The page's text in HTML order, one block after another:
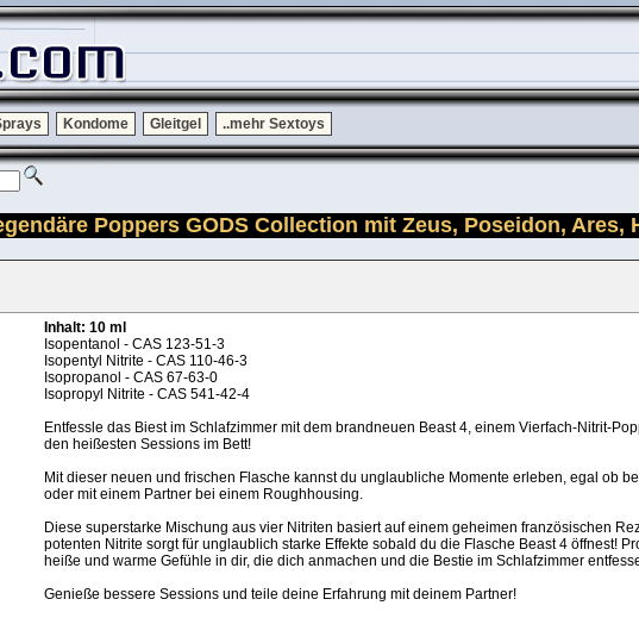
Kondome Gleitgel ..mehr Sextoys
Poppers GODS Collection mit Zeus, Poseidon, Ares,
Inhalt: 10 ml
Isopentanol - CAS 123-51-3
Isopentyl Nitrite - CAS 110-46-3
Isopropanol - CAS 67-63-0
Isopropyl Nitrite - CAS 541-42-4
Entfessle das Biest im Schlafzimmer mit dem brandneuen Beast 4, einem Vierfach-Nitrit-
den heißesten Sessions im Bett!
Mit dieser neuen und frischen Flasche kannst du unglaubliche Momente erleben, egal ob
oder mit einem Partner bei einem Roughhousing.
Diese superstarke Mischung aus vier Nitriten basiert auf einem geheimen französischen
potenten Nitrite sorgt für unglaublich starke Effekte sobald du die Flasche Beast 4 öffnest!
heiße und warme Gefühle in dir, die dich anmachen und die Bestie im Schlafzimmer
Genieße bessere Sessions und teile deine Erfahrung mit deinem Partner!